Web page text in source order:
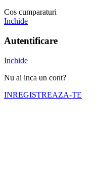
Cos cumparaturi
Inchide
Autentificare
Inchide
Nu ai inca un cont?
INREGISTREAZA-TE